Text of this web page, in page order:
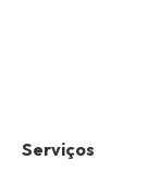
Serviços